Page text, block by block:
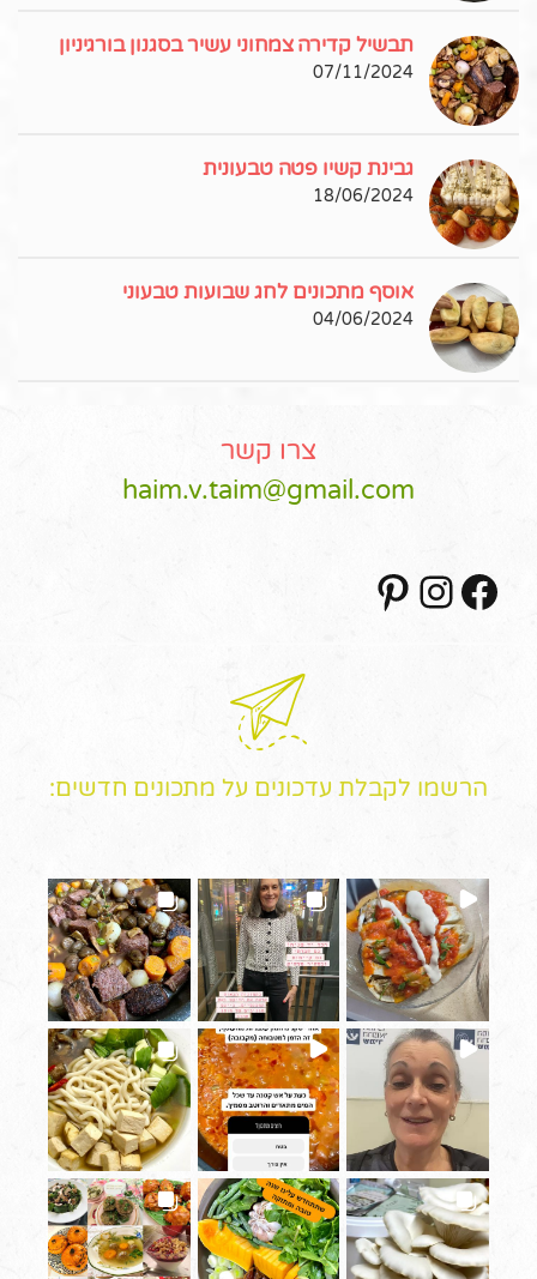
תבשיל קדירה צמחוני עשיר בסגנון בורגיניון
07/11/2024
גבינת קשיו פטה טבעונית
18/06/2024
אוסף מתכונים לחג שבועות טבעוני
04/06/2024
צרו קשר
haim.v.taim@gmail.com
Facebook
Instagram
הרשמו לקבלת עדכונים על מתכונים חדשים: